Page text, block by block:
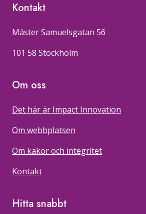
Kontakt
Mäster Samuelsgatan 56
101 58 Stockholm
Om oss
Det här är Impact Innovation
Om webbplatsen
Om kakor och integritet
Kontakt
Hitta snabbt